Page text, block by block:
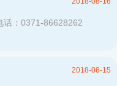
话：0371-86628262
2018-08-15